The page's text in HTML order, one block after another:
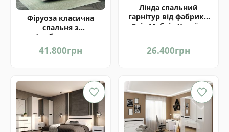
Фіруоза класична
спальня з
фарбованими
фасадами від фабрики
Світ Меблів Україна
41.800грн
Лінда спальний
гарнітур від фабрики
Світ Меблів Україна
26.400грн